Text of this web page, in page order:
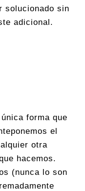
solucionado sin
adicional.
forma que
el
otra
hacemos.
(nunca lo son